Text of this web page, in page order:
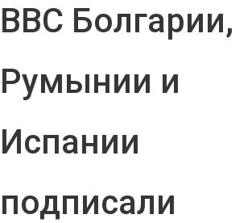
ВВС Болгарии,
Румынии и
Испании
подписали